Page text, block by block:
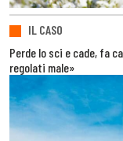
IL CASO
Perde lo sci e cade, fa
regolati male»